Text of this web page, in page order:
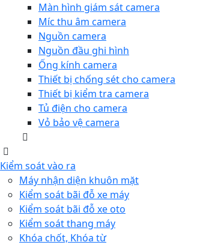
Màn hình giám sát camera
Míc thu âm camera
Nguồn camera
Nguồn đầu ghi hình
Ống kính camera
Thiết bị chống sét cho camera
Thiết bị kiểm tra camera
Tủ điện cho camera
Vỏ bảo vệ camera
Kiểm soát vào ra
Máy nhận diện khuôn mặt
Kiểm soát bãi đỗ xe máy
Kiểm soát bãi đỗ xe oto
Kiểm soát thang máy
Khóa chốt, Khóa từ